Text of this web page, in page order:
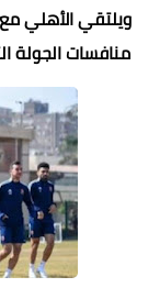
ويلتقي الأهلي
منافسات الجولة